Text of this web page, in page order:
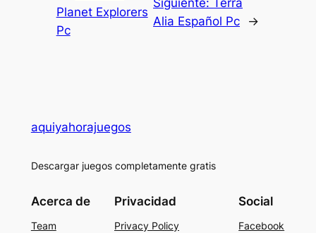
Planet Explorers
Pc
Siguiente:Terra
Alia Español Pc
→
aquiyahorajuegos
Descargar juegos completamente gratis
Acerca de
Team
Privacidad
Privacy Policy
Social
Facebook